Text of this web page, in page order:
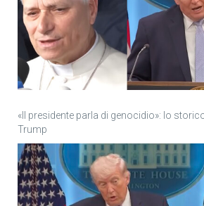
«Il presidente parla di genocidio»: lo
Trump